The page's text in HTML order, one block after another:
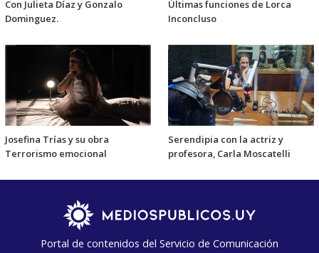
Con Julieta Díaz y Gonzalo
Dominguez.
Últimas funciones de Lorca
Inconcluso
Josefina Trías y su obra
Terrorismo emocional
Serendipia con la actriz y
profesora, Carla Moscatelli
Portal de contenidos del Servicio de Comunicación